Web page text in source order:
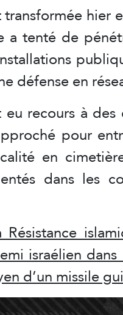
transformée
a tenté de
défense en
recours à
pour
en
dans les
israélien
d’un missile